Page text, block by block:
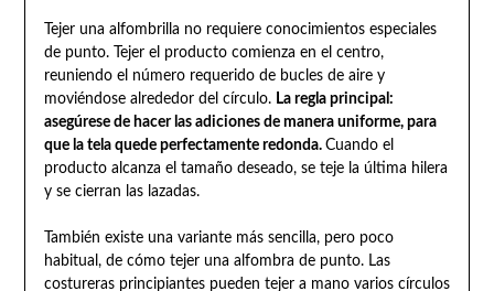
Tejer una alfombrilla no requiere conocimientos especiales
de punto. Tejer el producto comienza en el centro,
reuniendo el número requerido de bucles de aire y
moviéndose alrededor del círculo. La regla principal:
asegúrese de hacer las adiciones de manera uniforme, para
que la tela quede perfectamente redonda. Cuando el
producto alcanza el tamaño deseado, se teje la última hilera
y se cierran las lazadas.
También existe una variante más sencilla, pero poco
habitual, de cómo tejer una alfombra de punto. Las
costureras principiantes pueden tejer a mano varios círculos